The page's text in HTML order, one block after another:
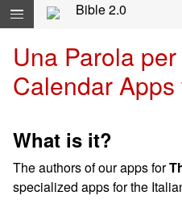
Skip navigation and move to
Bible 2.0
Una Parola
Calendar
What is it?
The authors of our apps for
specialized apps for the